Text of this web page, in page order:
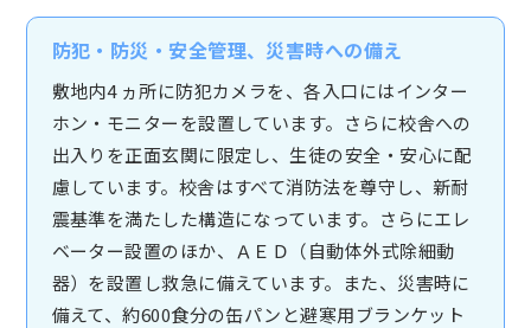
防犯・防災・安全管理、災害時への備え
敷地内4 ヵ所に防犯カメラを、各入口にはインター
ホン・モニターを設置しています。さらに校舎への
出入りを正面玄関に限定し、生徒の安全・安心に配
慮しています。校舎はすべて消防法を尊守し、新耐
震基準を満たした構造になっています。さらにエレ
ベーター設置のほか、ＡＥＤ（自動体外式除細動
器）を設置し救急に備えています。また、災害時に
備えて、約600食分の缶パンと避寒用ブランケット